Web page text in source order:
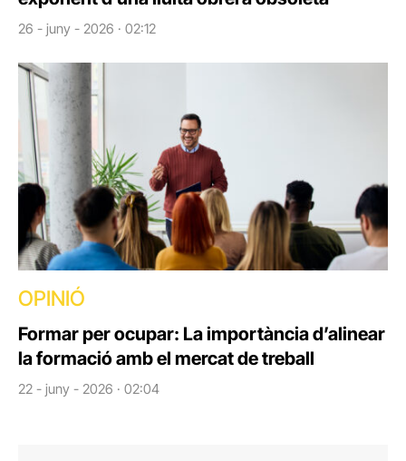
26 - juny - 2026 · 02:12
OPINIÓ
Formar per ocupar: La importància d’alinear
la formació amb el mercat de treball
22 - juny - 2026 · 02:04